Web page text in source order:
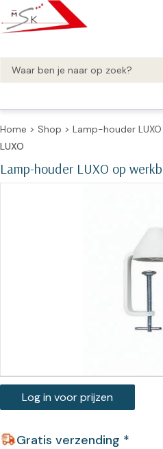
Home > Shop > Lamp-houder
Lamp-houder LUXO op
LUXO
Log in voor prijzen
Gratis verzending *